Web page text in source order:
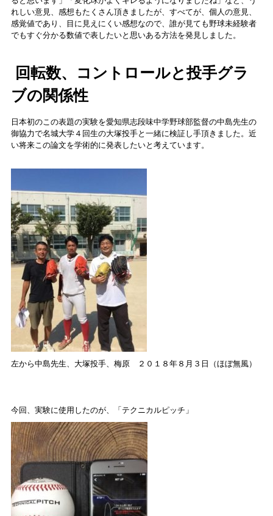
れしい意見、感想もたくさん頂きましたが、すべてが、個人の意見、
感覚値であり、目に見えにくい感想なので、誰が見ても野球未経験者
でもすぐ分かる数値で表したいと思いある方法を発見しました。
回転数、コントロールと投手グラ
ブの関係性
日本初のこの表題の実験を愛知県志段味中学野球部監督の中島先生の
御協力で名城大学４回生の大塚投手と一緒に検証し手頂きました。近
い将来この論文を学術的に発表したいと考えています。
左から中島先生、大塚投手、梅原 ２０１８年８月３日（ほぼ無風）
今回、実験に使用したのが、「テクニカルピッチ」